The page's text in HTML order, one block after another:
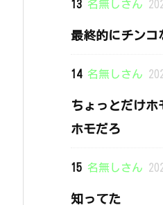
13 名無しさん
最終的にチンコ
14 名無しさん
ちょっとだけホ
ホモだろ
15 名無しさん
知ってた